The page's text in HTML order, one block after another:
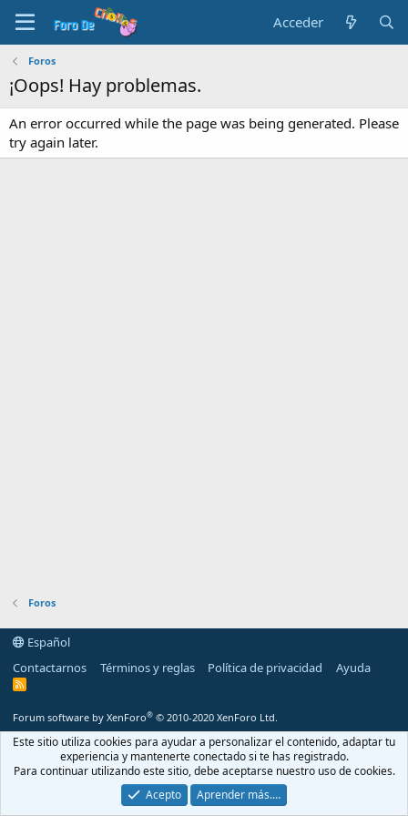
Acceder
Foros
¡Oops! Hay problemas.
An error occurred while the page was being generated. Please
try again later.
Foros
Español
Contactarnos
Términos y reglas Política de privacidad Ayuda
R
Forum software by XenForo® © 2010-2020 XenForo Ltd.
Este sitio utiliza cookies para ayudar a personalizar el contenido, adaptar tu
experiencia y mantenerte conectado si te has registrado.
Para continuar utilizando este sitio, debe aceptarse nuestro uso de cookies.
Acepto
Aprender más.…